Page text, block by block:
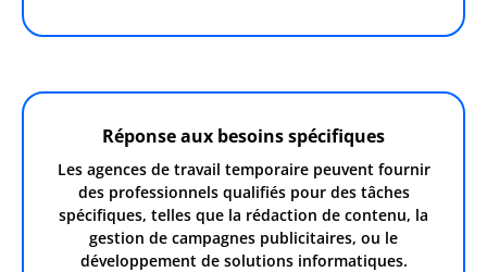
Réponse aux besoins spécifiques
Les agences de travail temporaire peuvent fournir
des professionnels qualifiés pour des tâches
spécifiques, telles que la rédaction de contenu, la
gestion de campagnes publicitaires, ou le
développement de solutions informatiques.